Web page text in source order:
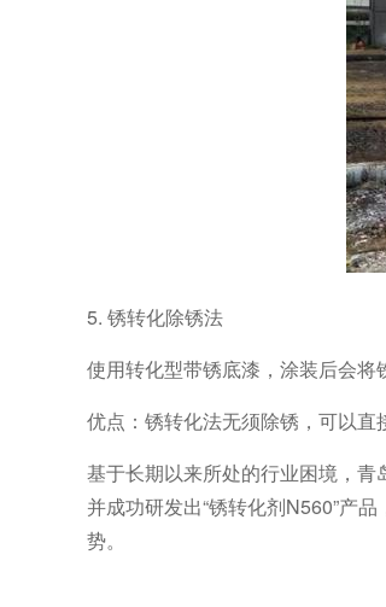
5. 锈转化除锈法
使用转化型带锈底漆，涂装后会将
优点：锈转化法无须除锈，可以直
基于长期以来所处的行业困境，青
并成功研发出“锈转化剂N560”产
势。